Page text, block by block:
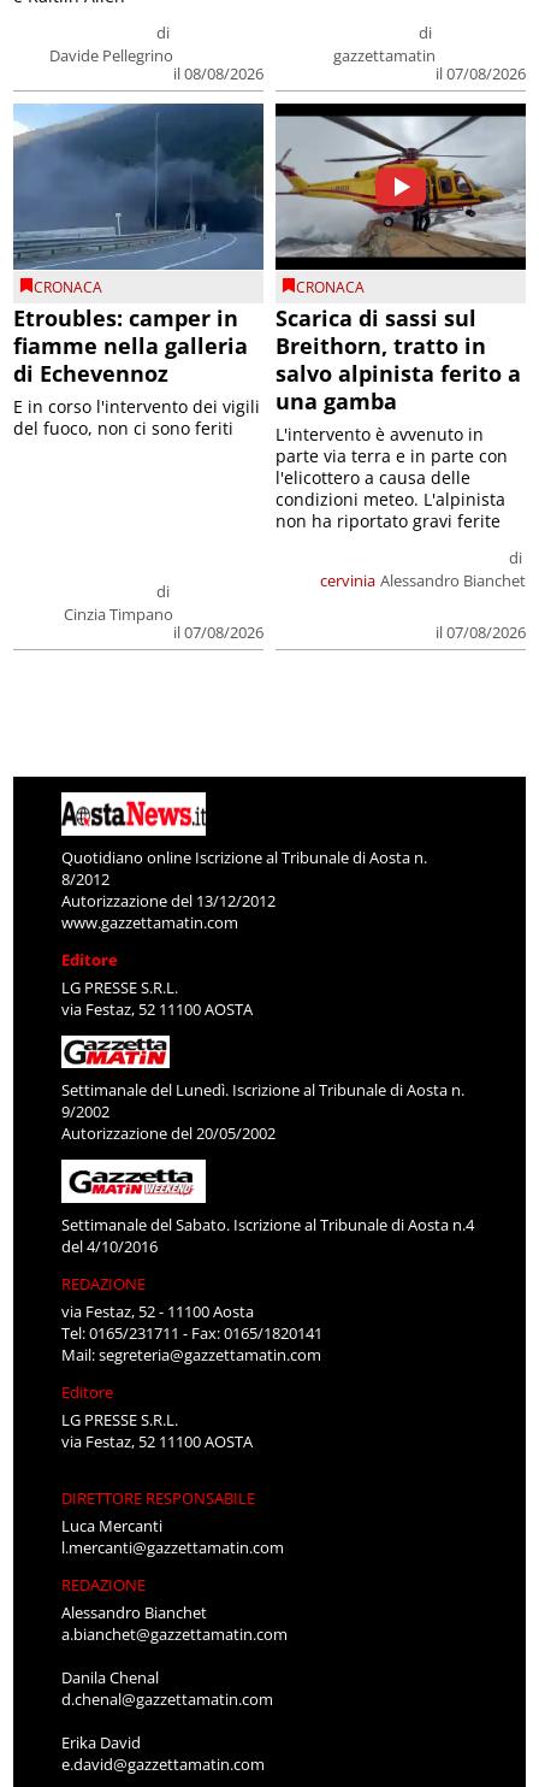
di
Davide Pellegrino
il 08/08/2026
di
gazzettamatin
il 07/08/2026
CRONACA
Etroubles: camper in
fiamme nella galleria
di Echevennoz
di
Cinzia Timpano
il 07/08/2026
E in corso l'intervento dei vigili
del fuoco, non ci sono feriti
CRONACA
Scarica di sassi sul
Breithorn, tratto in
salvo alpinista ferito a
una gamba
cervinia
di
Alessandro Bianchet
il 07/08/2026
L'intervento è avvenuto in
parte via terra e in parte con
l'elicottero a causa delle
condizioni meteo. L'alpinista
non ha riportato gravi ferite
Quotidiano online Iscrizione al Tribunale di Aosta n.
8/2012
Autorizzazione del 13/12/2012
www.gazzettamatin.com
Editore
LG PRESSE S.R.L.
via Festaz, 52 11100 AOSTA
Settimanale del Lunedì. Iscrizione al Tribunale di Aosta n.
9/2002
Autorizzazione del 20/05/2002
Settimanale del Sabato. Iscrizione al Tribunale di Aosta n.4
del 4/10/2016
REDAZIONE
via Festaz, 52 - 11100 Aosta
Tel: 0165/231711 - Fax: 0165/1820141
Mail:segreteria@gazzettamatin.com
Editore
LG PRESSE S.R.L.
via Festaz, 52 11100 AOSTA
DIRETTORE RESPONSABILE
Luca Mercanti
l.mercanti@gazzettamatin.com
REDAZIONE
Alessandro Bianchet
a.bianchet@gazzettamatin.com
Danila Chenal
d.chenal@gazzettamatin.com
Erika David
e.david@gazzettamatin.com